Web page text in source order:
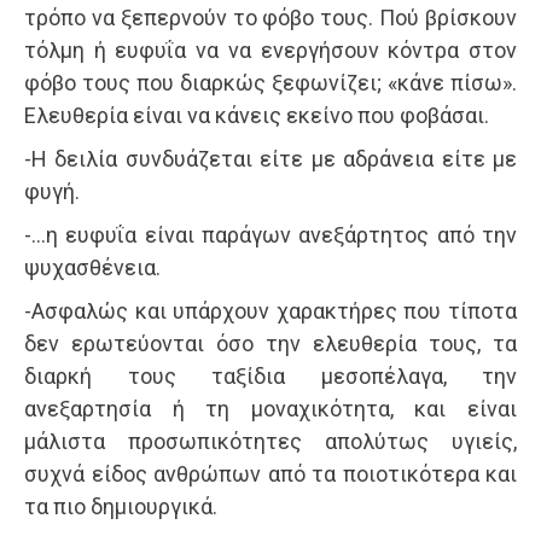
τρόπο να ξεπερνούν το φόβο τους. Πού βρίσκουν
τόλμη ή ευφυΐα να να ενεργήσουν κόντρα στον
φόβο τους που διαρκώς ξεφωνίζει; «κάνε πίσω».
Ελευθερία είναι να κάνεις εκείνο που φοβάσαι.
-Η δειλία συνδυάζεται είτε με αδράνεια είτε με
φυγή.
-…η ευφυΐα είναι παράγων ανεξάρτητος από την
ψυχασθένεια.
-Ασφαλώς και υπάρχουν χαρακτήρες που τίποτα
δεν ερωτεύονται όσο την ελευθερία τους, τα
διαρκή τους ταξίδια μεσοπέλαγα, την
ανεξαρτησία ή τη μοναχικότητα, και είναι
μάλιστα προσωπικότητες απολύτως υγιείς,
συχνά είδος ανθρώπων από τα ποιοτικότερα και
τα πιο δημιουργικά.